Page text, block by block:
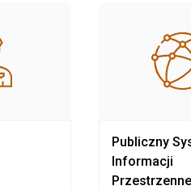
Publiczny
Informacji